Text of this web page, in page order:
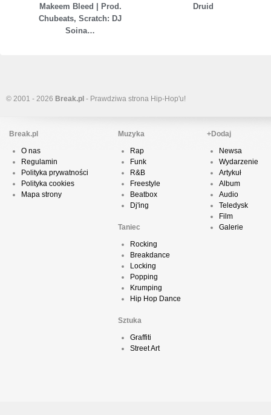
Makeem Bleed | Prod.
Chubeats, Scratch: DJ
Soina…
Druid
© 2001 - 2026 Break.pl - Prawdziwa strona Hip-Hop'u!
Break.pl
O nas
Regulamin
Polityka prywatności
Polityka cookies
Mapa strony
Muzyka
Rap
Funk
R&B
Freestyle
Beatbox
Dj'ing
Taniec
Rocking
Breakdance
Locking
Popping
Krumping
Hip Hop Dance
Sztuka
Graffiti
Street Art
+Dodaj
Newsa
Wydarzenie
Artykuł
Album
Audio
Teledysk
Film
Galerie